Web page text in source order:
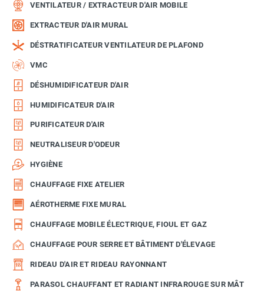
VENTILATEUR / EXTRACTEUR D'AIR MOBILE
EXTRACTEUR D'AIR MURAL
DÉSTRATIFICATEUR VENTILATEUR DE PLAFOND
VMC
DÉSHUMIDIFICATEUR D'AIR
HUMIDIFICATEUR D'AIR
PURIFICATEUR D'AIR
NEUTRALISEUR D'ODEUR
HYGIÈNE
CHAUFFAGE FIXE ATELIER
AÉROTHERME FIXE MURAL
CHAUFFAGE MOBILE ÉLECTRIQUE, FIOUL ET GAZ
CHAUFFAGE POUR SERRE ET BÂTIMENT D'ÉLEVAGE
RIDEAU D'AIR ET RIDEAU RAYONNANT
PARASOL CHAUFFANT ET RADIANT INFRAROUGE SUR MÂT